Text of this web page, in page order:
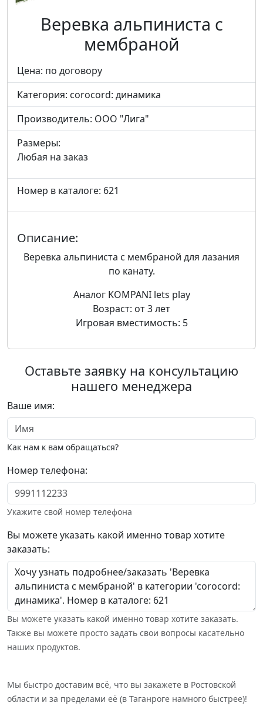
Веревка альпиниста с
мембраной
Цена: по договору
Категория: corocord: динамика
Производитель: ООО "Лига"
Размеры:
Любая на заказ
Номер в каталоге: 621
Описание:
Веревка альпиниста с мембраной для лазания
по канату.
Аналог KOMPANI lets play
Возраст: от 3 лет
Игровая вместимость: 5
Оставьте заявку на консультацию
нашего менеджера
Ваше имя:
Как нам к вам обращаться?
Номер телефона:
Укажите свой номер телефона
Вы можете указать какой именно товар хотите
заказать:
Вы можете указать какой именно товар хотите заказать.
Также вы можете просто задать свои вопросы касательно
наших продуктов.
Мы быстро доставим всё, что вы закажете в Ростовской
области и за пределами её (в Таганроге намного быстрее)!